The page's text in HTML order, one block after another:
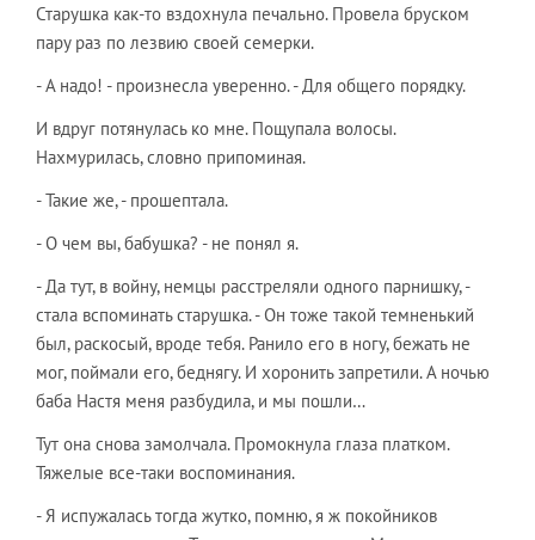
Старушка как-то вздохнула печально. Провела бруском
пару раз по лезвию своей семерки.
- А надо! - произнесла уверенно. - Для общего порядку.
И вдруг потянулась ко мне. Пощупала волосы.
Нахмурилась, словно припоминая.
- Такие же, - прошептала.
- О чем вы, бабушка? - не понял я.
- Да тут, в войну, немцы расстреляли одного парнишку, -
стала вспоминать старушка. - Он тоже такой темненький
был, раскосый, вроде тебя. Ранило его в ногу, бежать не
мог, поймали его, беднягу. И хоронить запретили. А ночью
баба Настя меня разбудила, и мы пошли…
Тут она снова замолчала. Промокнула глаза платком.
Тяжелые все-таки воспоминания.
- Я испужалась тогда жутко, помню, я ж покойников